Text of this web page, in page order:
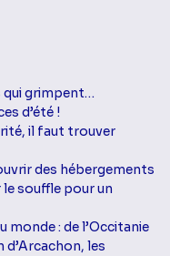
qui grimpent…
d’été !
il faut trouver
des hébergements
le souffle pour un
monde : de l’Occitanie
d’Arcachon, les